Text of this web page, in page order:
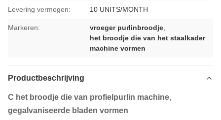
Levering vermogen: 10 UNITS/MONTH
Markeren: vroeger purlinbroodje
het broodje die van het staalkader
machine vormen
Productbeschrijving
C het broodje die van profielpurlin machine,
gegalvaniseerde bladen vormen